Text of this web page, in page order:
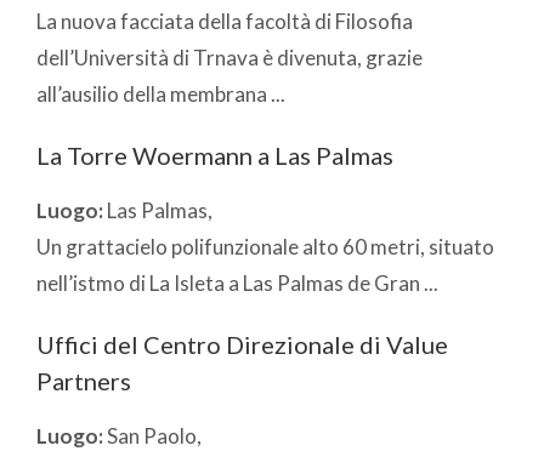
La nuova facciata della facoltà di Filosofia
dell’Università di Trnava è divenuta, grazie
all’ausilio della membrana ...
La Torre Woermann a Las Palmas
Luogo: Las Palmas,
Un grattacielo polifunzionale alto 60 metri, situato
nell’istmo di La Isleta a Las Palmas de Gran ...
Uffici del Centro Direzionale di Value
Partners
Luogo:San Paolo,